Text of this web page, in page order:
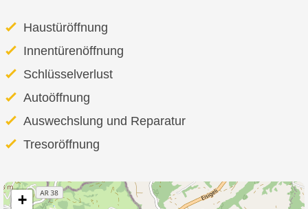
Haustüröffnung
Innentürenöffnung
Schlüsselverlust
Autoöffnung
Auswechslung und Reparatur
Tresoröffnung
+